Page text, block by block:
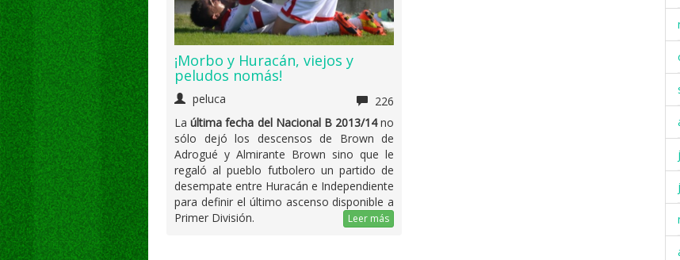
¡Morbo y Huracán, viejos y
peludos nomás!
peluca
226
Laúltima fecha del Nacional B 2013/14no
sólo dejó los descensos de Brown de
Adrogué y Almirante Brown sino que le
regaló al pueblo futbolero un partido de
desempate entre Huracán e Independiente
para definir el último ascenso disponible a
Primer División.
Leer más